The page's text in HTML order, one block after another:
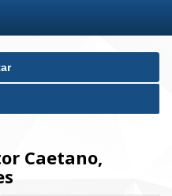
Caetano,